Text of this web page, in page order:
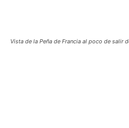
Vista de la Peña de Francia al poco de salir